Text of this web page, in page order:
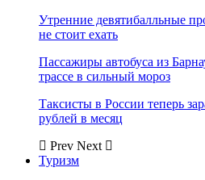
Утренние девятибалльные
не стоит ехать
Пассажиры автобуса из
трассе в сильный мороз
Таксисты в России теперь
рублей в месяц
Prev Next
Туризм